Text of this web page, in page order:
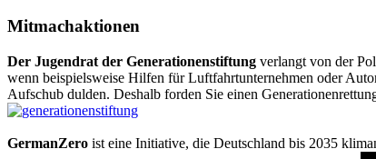
Mitmachaktionen
Der Jugendrat der Generationenstiftung verlangt von der
wenn beispielsweise Hilfen für Luftfahrtunternehmen oder
Aufschub dulden. Deshalb forden Sie einen
GermanZero ist eine Initiative, die Deutschland bis 2035